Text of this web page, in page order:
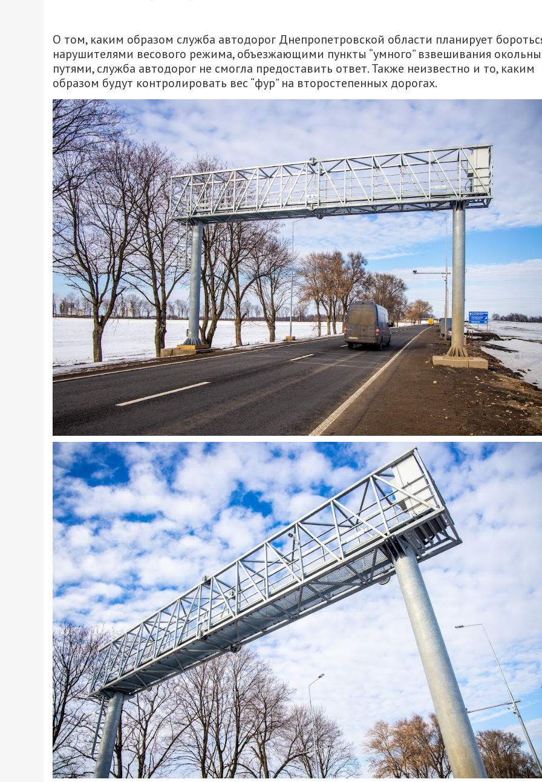
О том, каким образом служба автодорог Днепропетровской области планирует
нарушителями весового режима, объезжающими пункты “умного” взвешивания
путями, служба автодорог не смогла предоставить ответ. Также неизвестно и то, каким
образом будут контролировать вес “фур” на второстепенных дорогах.